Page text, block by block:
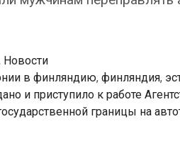
Новости
в финляндию, финляндия,
и приступило к работе
границы на